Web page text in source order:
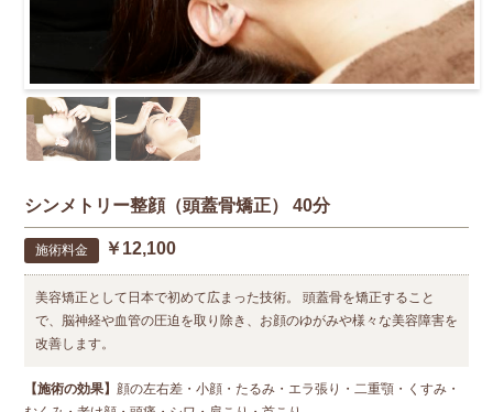
シンメトリー整顔（頭蓋骨矯正） 40分
施術料金 ￥12,100
美容矯正として日本で初めて広まった技術。 頭蓋骨を矯正すること
で、脳神経や血管の圧迫を取り除き、お顔のゆがみや様々な美容障害を
改善します。
【施術の効果】 顔の左右差・小顔・たるみ・エラ張り・二重顎・くすみ・